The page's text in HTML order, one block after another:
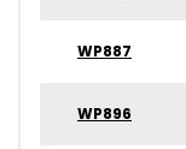
WP887
WP896